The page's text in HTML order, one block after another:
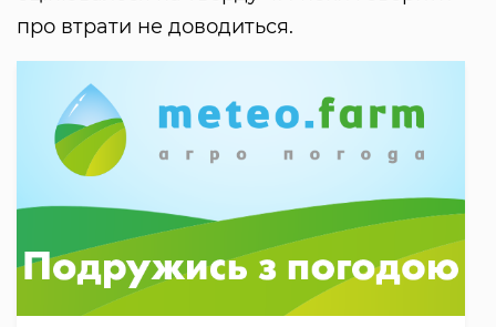
про втрати не доводиться.